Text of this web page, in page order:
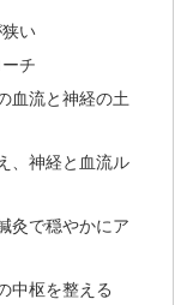
い
チ
血流と神経の土
、神経と血流ル
灸で穏やかにア
中枢を整える